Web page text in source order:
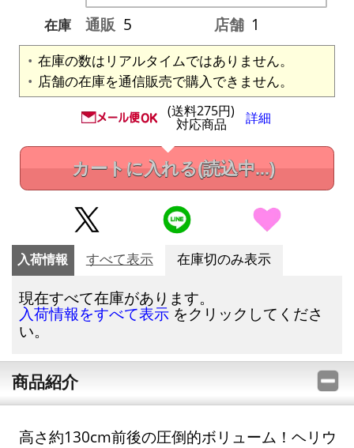
在庫
通販 5 店舗 1
在庫の数はリアルタイムではありません。
店舗の在庫を通信販売で購入できません。
(送料275円)
対応商品 詳細
カートに入れる(読込中...)
入荷情報 すべて表示 在庫切のみ表示
現在すべて在庫があります。
入荷情報をすべて表示 をクリックしてくださ
い。
商品紹介
高さ約130cm前後の圧倒的ボリューム！ヘリウ